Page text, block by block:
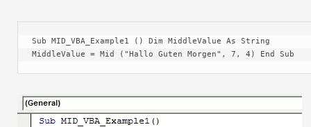
Sub MID_VBA_Example1 () Dim MiddleValue As String
MiddleValue = Mid ("Hallo Guten Morgen", 7, 4) End Sub